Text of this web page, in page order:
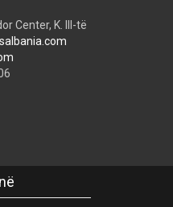
Center, K. III-të